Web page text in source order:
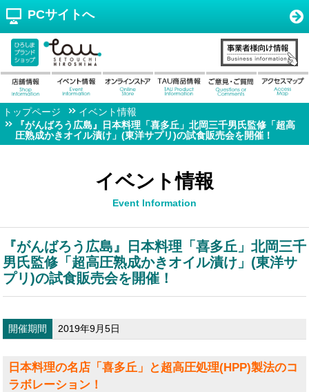
PCサイトへ
トップページ
イベント情報
『がんばろう広島』日本料理「喜多丘」北岡三千男氏監修「超高
圧熟成かきオイル漬け」(東洋サプリ)の試食販売会を開催！
イベント情報
Event Information
『がんばろう広島』日本料理「喜多丘」北岡三千
男氏監修「超高圧熟成かきオイル漬け」(東洋サ
プリ)の試食販売会を開催！
開催期間 2019年9月5日
日本料理の名店「喜多丘」と超高圧処理(HPP)製法のコ
ラボレーション！